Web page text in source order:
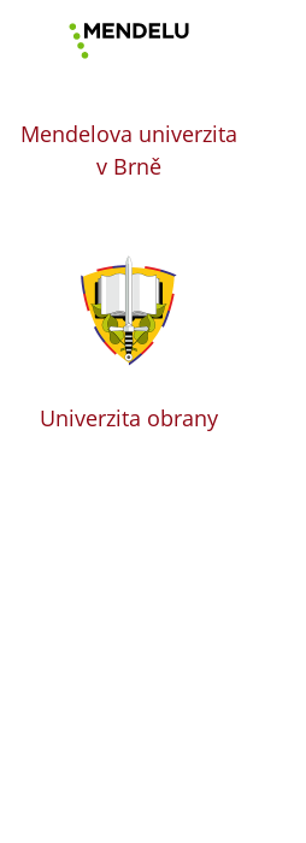
Mendelova univerzita
v Brně
Univerzita obrany